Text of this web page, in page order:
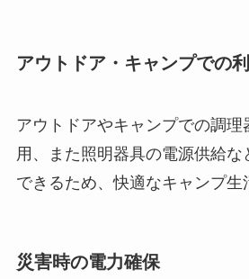
アウトドア・キャンプでの
アウトドアやキャンプでの調理
用、また照明器具の電源供給な
できるため、快適なキャンプ生
災害時の電力確保